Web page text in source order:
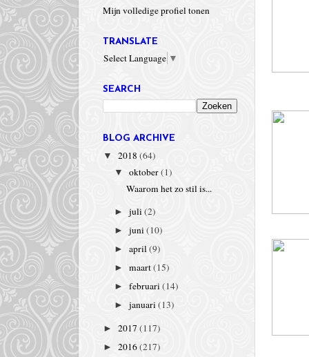
Mijn volledige profiel tonen
TRANSLATE
Select Language ▼
SEARCH
BLOG ARCHIVE
▼ 2018 (64)
▼oktober(1)
Waarom het zo stil is...
►juli(2)
►juni(10)
►april(9)
►maart(15)
►februari(14)
►januari(13)
► 2017 (117)
► 2016(217)